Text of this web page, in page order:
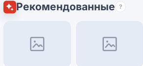
Рекомендованные ?